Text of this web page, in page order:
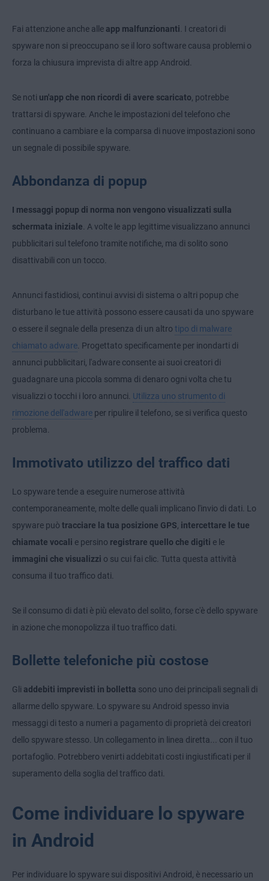
Fai attenzione anche alle app malfunzionanti. I creatori di
spyware non si preoccupano se il loro software causa problemi o
forza la chiusura imprevista di altre app Android.
Se noti un'app che non ricordi di avere scaricato, potrebbe
trattarsi di spyware. Anche le impostazioni del telefono che
continuano a cambiare e la comparsa di nuove impostazioni sono
un segnale di possibile spyware.
Abbondanza di popup
I messaggi popup di norma non vengono visualizzati sulla
schermata iniziale. A volte le app legittime visualizzano annunci
pubblicitari sul telefono tramite notifiche, ma di solito sono
disattivabili con un tocco.
Annunci fastidiosi, continui avvisi di sistema o altri popup che
disturbano le tue attività possono essere causati da uno spyware
o essere il segnale della presenza di un altro tipo di malware
chiamato adware. Progettato specificamente per inondarti di
annunci pubblicitari, l'adware consente ai suoi creatori di
guadagnare una piccola somma di denaro ogni volta che tu
visualizzi o tocchi i loro annunci. Utilizza uno strumento di
rimozione dell'adware per ripulire il telefono, se si verifica questo
problema.
Immotivato utilizzo del traffico dati
Lo spyware tende a eseguire numerose attività
contemporaneamente, molte delle quali implicano l'invio di dati. Lo
spyware può tracciare la tua posizione GPS, intercettare le tue
chiamate vocali e persino registrare quello che digiti e le
immagini che visualizzi o su cui fai clic. Tutta questa attività
consuma il tuo traffico dati.
Se il consumo di dati è più elevato del solito, forse c'è dello spyware
in azione che monopolizza il tuo traffico dati.
Bollette telefoniche più costose
Gli addebiti imprevisti in bolletta sono uno dei principali segnali di
allarme dello spyware. Lo spyware su Android spesso invia
messaggi di testo a numeri a pagamento di proprietà dei creatori
dello spyware stesso. Un collegamento in linea diretta... con il tuo
portafoglio. Potrebbero venirti addebitati costi ingiustificati per il
superamento della soglia del traffico dati.
Come individuare lo spyware
in Android
Per individuare lo spyware sui dispositivi Android, è necessario un